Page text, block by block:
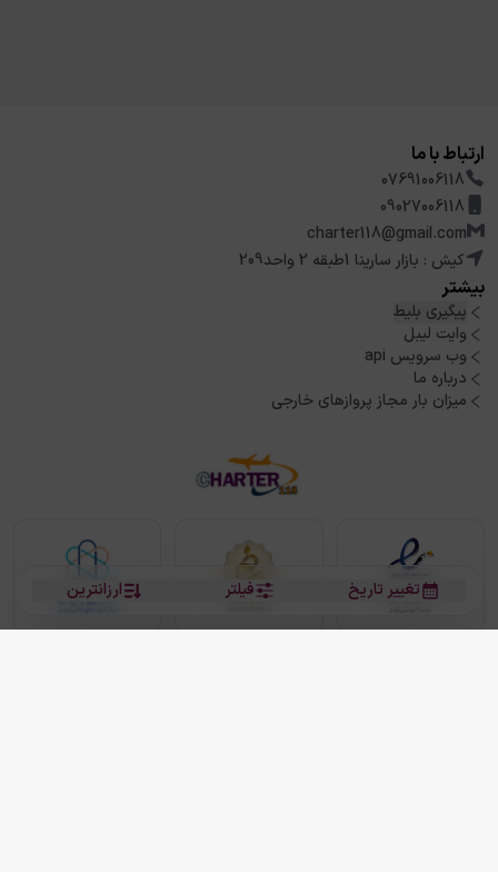
ارزانترین فیلتر تغییر تاریخ
ارتباط با ما
07691006118
09027006118
charter118@gmail.com
کیش : بازار سارینا 1طبقه 2 واحد209
بیشتر
پیگیری بلیط
وایت لیبل
وب سرویس api
درباره ما
میزان بار مجاز پروازهای خارجی